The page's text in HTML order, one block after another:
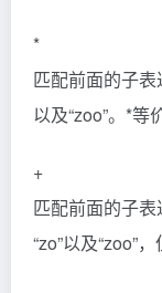
*
匹配前面的子表
以及“zoo”。*等
+
匹配前面的子表
“zo”以及“zoo”